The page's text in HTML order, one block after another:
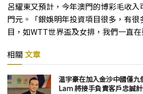
呂耀東又預計，今年澳門的博彩毛收
門元。「銀娛明年投資項目很多，有
目，如WTT世界盃及女排，我們一直在
相關 文章
温宇豪在加入金沙中國僅
Lam 將接手負責客戶忠誠